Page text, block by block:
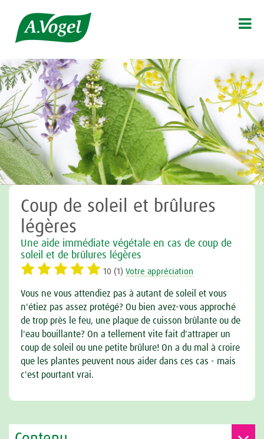

Coup de soleil et brûlures
légères
Une aide immédiate végétale en cas de coup de
soleil et de brûlures légères
10 (1) Votre appréciation
Vous ne vous attendiez pas à autant de soleil et vous
n'étiez pas assez protégé? Ou bien avez-vous approché
de trop près le feu, une plaque de cuisson brûlante ou de
l'eau bouillante? On a tellement vite fait d'attraper un
coup de soleil ou une petite brûlure! On a du mal à croire
que les plantes peuvent nous aider dans ces cas - mais
c'est pourtant vrai.